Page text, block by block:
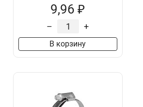
9,96 ₽
– +
В корзину